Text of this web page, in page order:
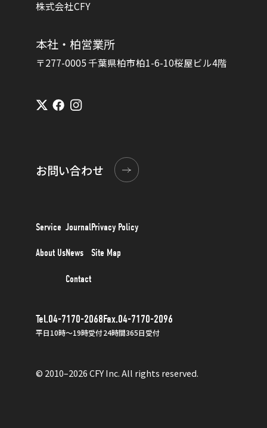
株式会社CFY
本社・柏営業所
〒277-0005 千葉県柏市柏1-6-10桜屋ビル4階
© 2010–2026 CFY Inc. All rights reserved.
お問い合わせ
Service
About Us
Journal
News
Contact
Privacy Policy
Site Map
Tel.04-7170-2068
平日10時〜19時受付
Fax.04-7170-2096
24時間365日受付